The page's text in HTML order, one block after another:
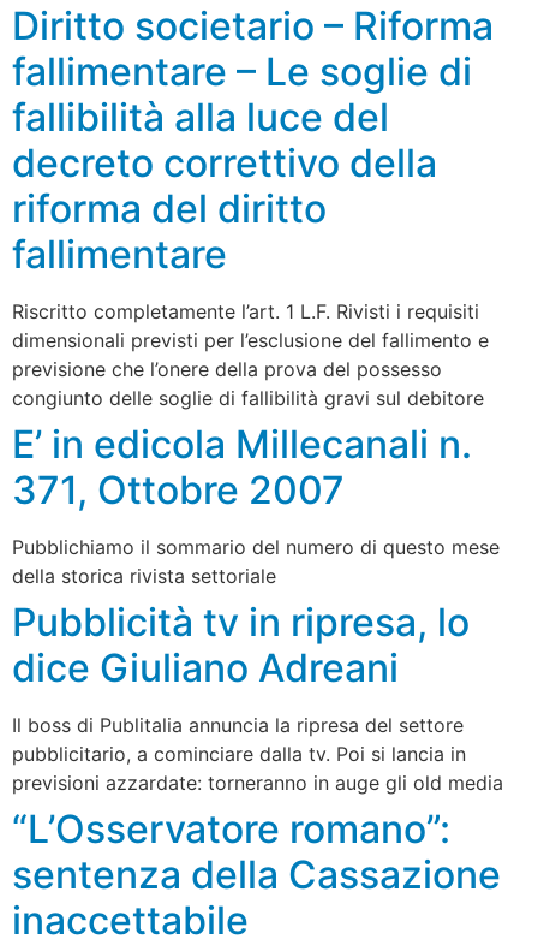
Diritto societario – Riforma
fallimentare – Le soglie di
fallibilità alla luce del
decreto correttivo della
riforma del diritto
fallimentare
Riscritto completamente l’art. 1 L.F. Rivisti i requisiti
dimensionali previsti per l’esclusione del fallimento e
previsione che l’onere della prova del possesso
congiunto delle soglie di fallibilità gravi sul debitore
E’ in edicola Millecanali n.
371, Ottobre 2007
Pubblichiamo il sommario del numero di questo mese
della storica rivista settoriale
Pubblicità tv in ripresa, lo
dice Giuliano Adreani
Il boss di Publitalia annuncia la ripresa del settore
pubblicitario, a cominciare dalla tv. Poi si lancia in
previsioni azzardate: torneranno in auge gli old media
“L’Osservatore romano”:
sentenza della Cassazione
inaccettabile